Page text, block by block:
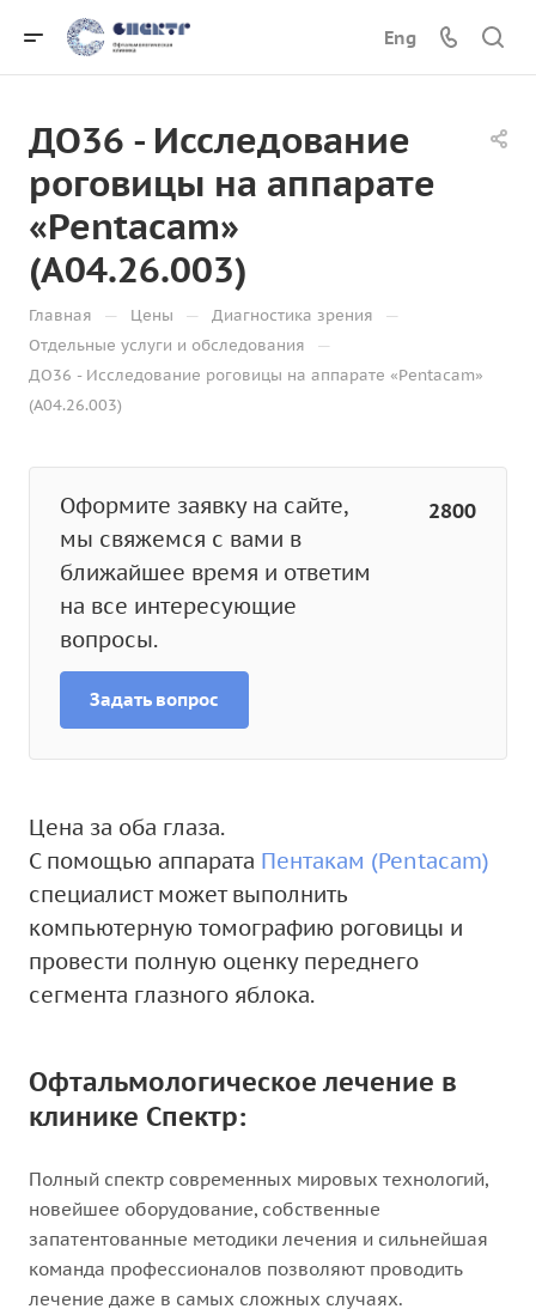
Eng
ДО36 - Исследование
роговицы на аппарате
«Pentacam»
(A04.26.003)
Главная — Цены — Диагностика зрения —
Отдельные услуги и обследования —
ДО36 - Исследование роговицы на аппарате «Pentacam»
(A04.26.003)
Оформите заявку на сайте,
мы свяжемся с вами в
ближайшее время и ответим
на все интересующие
вопросы.
2800
Задать вопрос
Цена за оба глаза.
С помощью аппарата Пентакам (Pentacam)
специалист может выполнить
компьютерную томографию роговицы и
провести полную оценку переднего
сегмента глазного яблока.
Офтальмологическое лечение в
клинике Спектр:
Полный спектр современных мировых технологий,
новейшее оборудование, собственные
запатентованные методики лечения и сильнейшая
команда профессионалов позволяют проводить
лечение даже в самых сложных случаях.